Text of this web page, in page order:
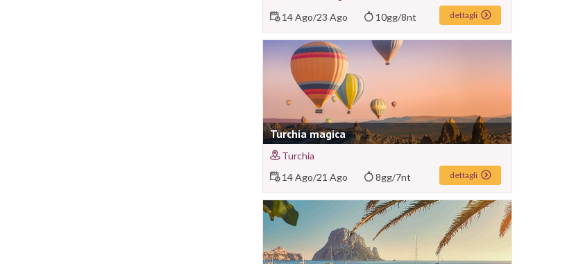
14 Ago/23 Ago 10gg/8nt dettagli
Turchia magica
Turchia
14 Ago/21 Ago 8gg/7nt dettagli